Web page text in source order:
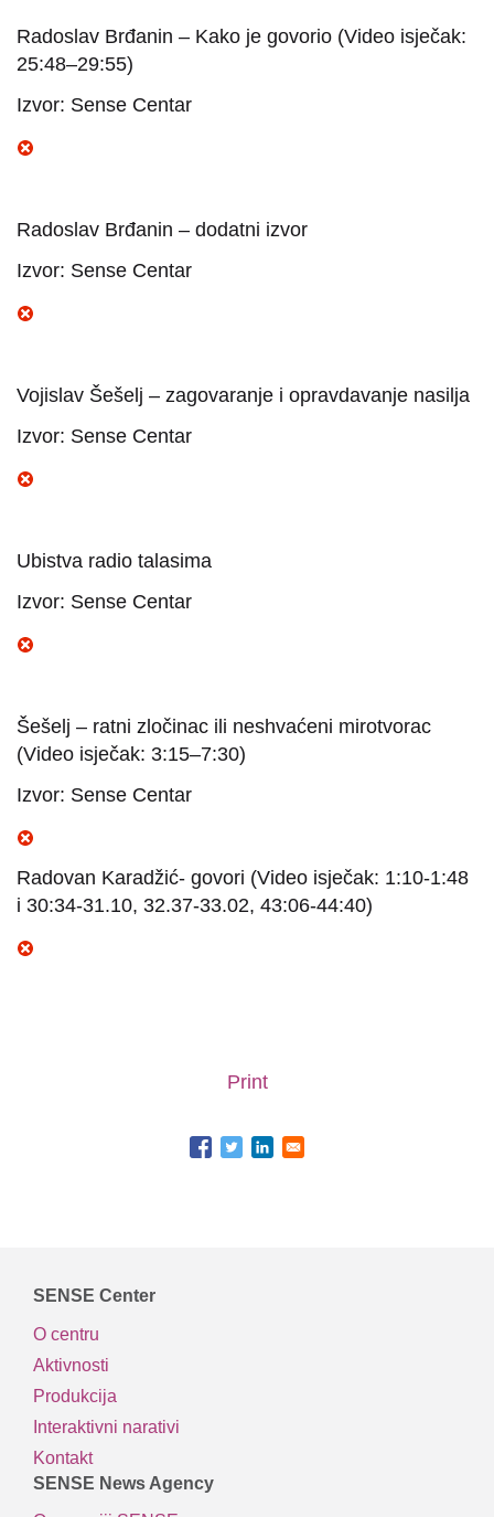
Radoslav Brđanin – Kako je govorio (Video isječak:
25:48–29:55)
Izvor: Sense Centar
Radoslav Brđanin – dodatni izvor
Izvor: Sense Centar
Vojislav Šešelj – zagovaranje i opravdavanje nasilja
Izvor: Sense Centar
Ubistva radio talasima
Izvor: Sense Centar
Šešelj – ratni zločinac ili neshvaćeni mirotvorac
(Video isječak: 3:15–7:30)
Izvor: Sense Centar
Radovan Karadžić- govori (Video isječak: 1:10-1:48
i 30:34-31.10, 32.37-33.02, 43:06-44:40)
Print
SENSE Center
O centru
Aktivnosti
Produkcija
Interaktivni narativi
Kontakt
SENSE News Agency